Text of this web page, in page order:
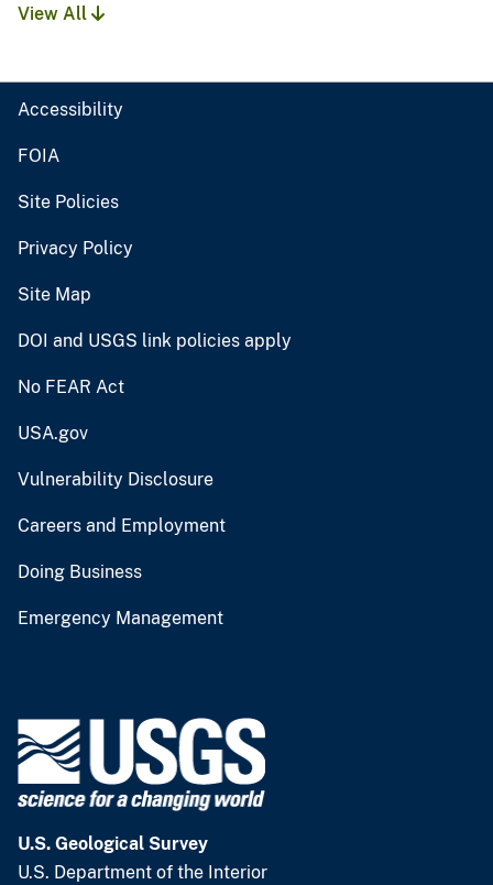
View All
Accessibility
FOIA
Site Policies
Privacy Policy
Site Map
DOI and USGS link policies apply
No FEAR Act
USA.gov
Vulnerability Disclosure
Careers and Employment
Doing Business
Emergency Management
U.S. Geological Survey
U.S. Department of the Interior